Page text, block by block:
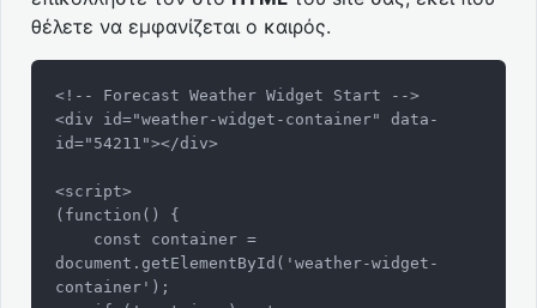
θέλετε να εμφανίζεται ο καιρός.
<!-- Forecast Weather Widget Start -->
<div id="weather-widget-container" data-
id="54211"></div>
<script>
(function() {
document.getElementById('weather-widget-
container');